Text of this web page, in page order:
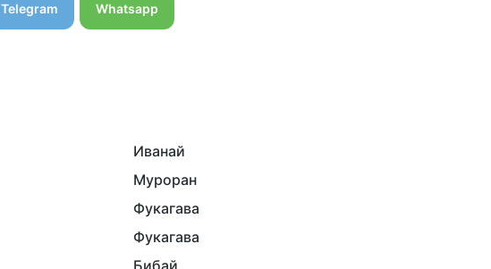
Telegram Whatsapp
Иванай
Муроран
Фукагава
Фукагава
Бибай